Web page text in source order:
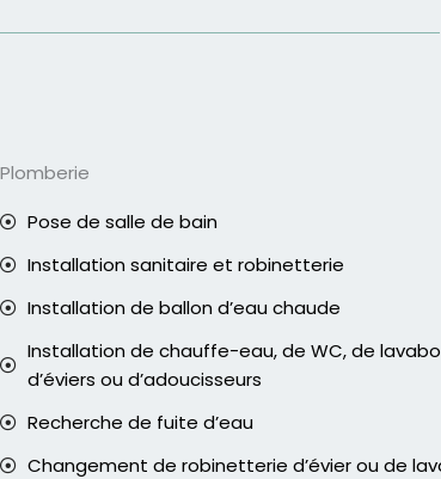
Plomberie
Pose de salle de bain
Installation sanitaire et robinetterie
Installation de ballon d’eau chaude
Installation de chauffe-eau, de WC, de
d’éviers ou d’adoucisseurs
Recherche de fuite d’eau
Changement de robinetterie d’évier ou de